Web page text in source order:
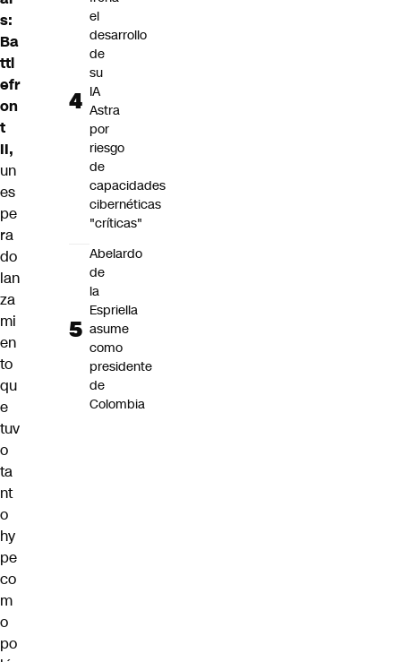
s:
Ba
ttl
efr
on
t
II,
un
es
pe
ra
do
lan
za
mi
en
to
qu
e
tuv
o
ta
nt
o
hy
pe
co
m
o
po
el
desarrollo
de
su
IA
Astra
por
riesgo
de
capacidades
cibernéticas
"críticas"
Abelardo
de
la
Espriella
asume
como
presidente
de
Colombia